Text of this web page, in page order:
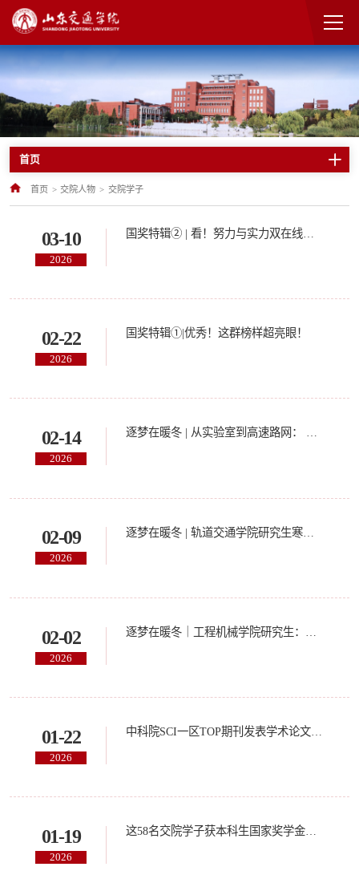
首页
首页 > 交院人物 > 交院学子
03-10
2026
02-22
2026
国奖特辑①|优秀！这群榜样超亮眼！
02-14
2026
逐梦在暖冬 | 从实验室到高速路网： 交通与物流工程学院研究生的“赶考路”
02-09
2026
02-02
2026
01-22
2026
01-19
2026
这58名交院学子获本科生国家奖学金🤩🤩